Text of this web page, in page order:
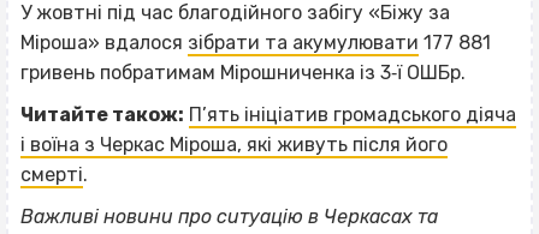
У жовтні під час благодійного забігу «Біжу за
Міроша» вдалося зібрати та акумулювати 177 881
гривень побратимам Мірошниченка із 3‐ї ОШБр.
Читайте також: П’ять ініціатив громадського діяча
і воїна з Черкас Міроша, які живуть після його
смерті.
Важливі новини про ситуацію в Черкасах та